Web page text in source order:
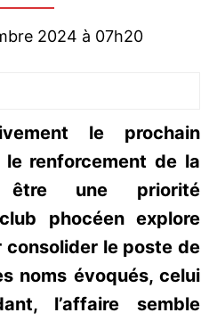
2024 à 07h20
le prochain
renforcement de la
être une priorité
phocéen explore
le poste de
noms évoqués, celui
l’affaire semble